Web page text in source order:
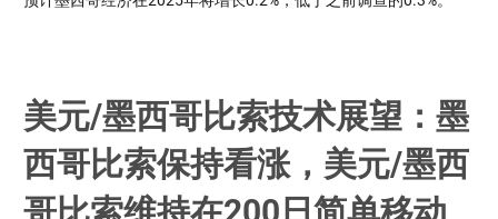
美元/墨西哥比索技术展望：墨
西哥比索保持看涨，美元/墨西